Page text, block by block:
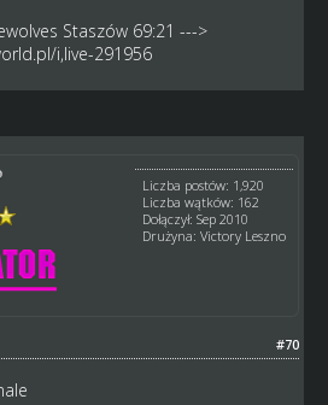
Staszów 69:21 --->
i,live-291956
Liczba postów: 1,920
Liczba wątków: 162
Dołączył: Sep 2010
Drużyna: Victory Leszno
#70